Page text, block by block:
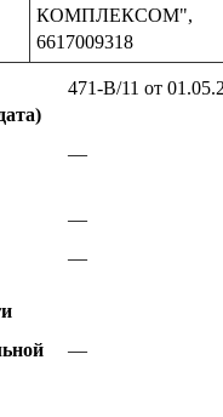
КОМПЛЕКСОМ",
6617009318
471-В/11 от
—
—
—
—